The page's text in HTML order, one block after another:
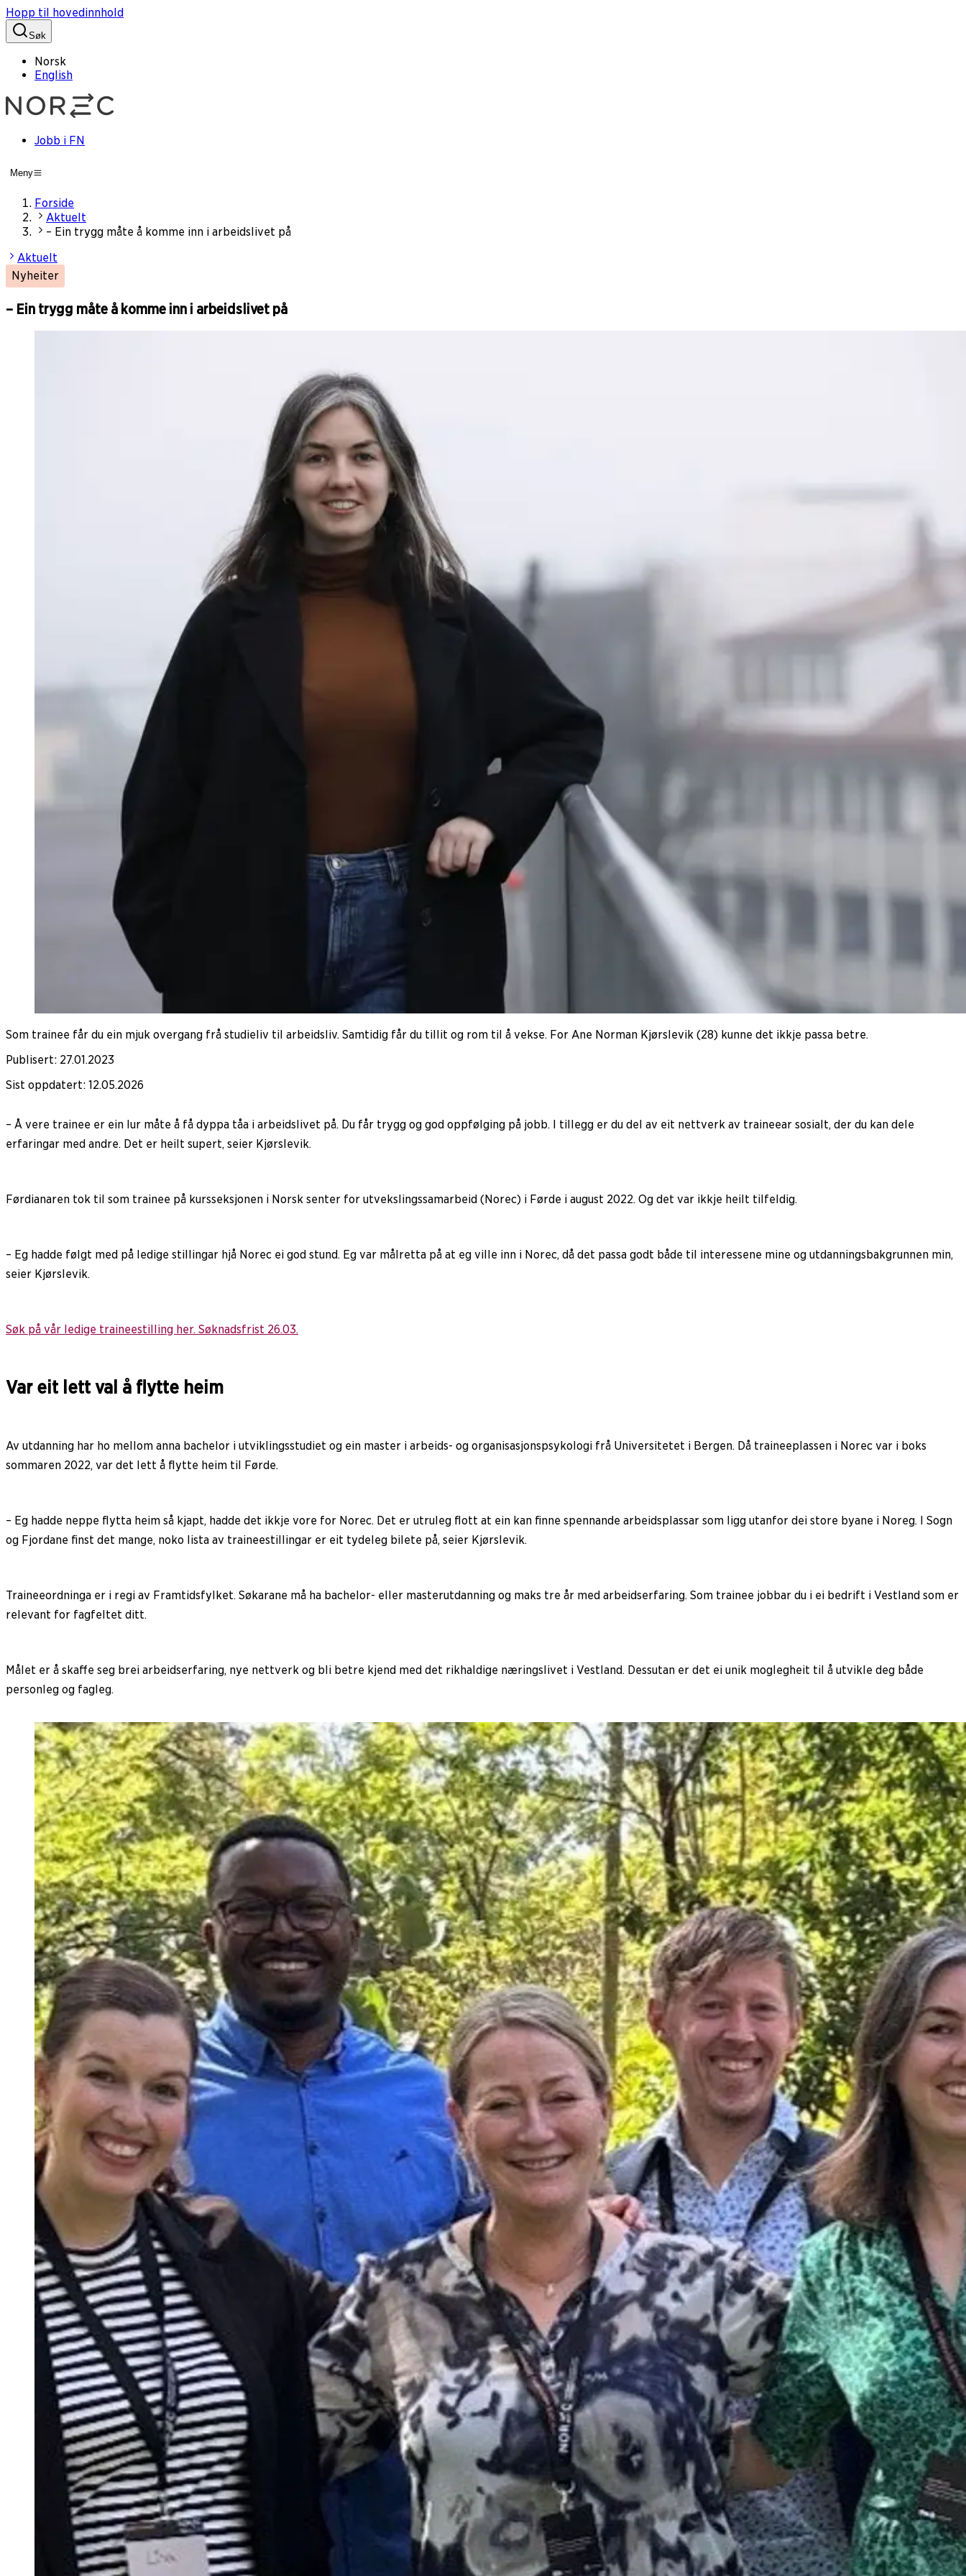
Hopp til hovedinnhold
Søk
Norsk
English
Jobb i FN
Meny
Forside
Aktuelt
– Ein trygg måte å komme inn i arbeidslivet på
Aktuelt
Nyheiter
– Ein trygg måte å komme inn i arbeidslivet på
Som trainee får du ein mjuk overgang frå studieliv til arbeidsliv. Samtidig får du tillit og rom til å vekse. For Ane Norman Kjørslevik (28) kunne det ikkje passa betre.
Publisert: 27.01.2023
Sist oppdatert: 12.05.2026
– Å vere trainee er ein lur måte å få dyppa tåa i arbeidslivet på. Du får trygg og god oppfølging på jobb. I tillegg er du del av eit nettverk av traineear sosialt, der du kan dele
erfaringar med andre. Det er heilt supert, seier Kjørslevik.
Førdianaren tok til som trainee på kursseksjonen i Norsk senter for utvekslingssamarbeid (Norec) i Førde i august 2022. Og det var ikkje heilt tilfeldig.
– Eg hadde følgt med på ledige stillingar hjå Norec ei god stund. Eg var målretta på at eg ville inn i Norec, då det passa godt både til interessene mine og utdanningsbakgrunnen min,
seier Kjørslevik.
Søk på vår ledige traineestilling her. Søknadsfrist 26.03.
Var eit lett val å flytte heim
Av utdanning har ho mellom anna bachelor i utviklingsstudiet og ein master i arbeids- og organisasjonspsykologi frå Universitetet i Bergen. Då traineeplassen i Norec var i boks
sommaren 2022, var det lett å flytte heim til Førde.
– Eg hadde neppe flytta heim så kjapt, hadde det ikkje vore for Norec. Det er utruleg flott at ein kan finne spennande arbeidsplassar som ligg utanfor dei store byane i Noreg. I Sogn
og Fjordane finst det mange, noko lista av traineestillingar er eit tydeleg bilete på, seier Kjørslevik.
Traineeordninga er i regi av Framtidsfylket. Søkarane må ha bachelor- eller masterutdanning og maks tre år med arbeidserfaring. Som trainee jobbar du i ei bedrift i Vestland som er
relevant for fagfeltet ditt.
Målet er å skaffe seg brei arbeidserfaring, nye nettverk og bli betre kjend med det rikhaldige næringslivet i Vestland. Dessutan er det ei unik moglegheit til å utvikle deg både
personleg og fagleg.